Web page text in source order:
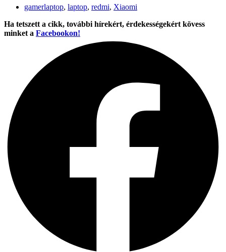
gamerlaptop, laptop, redmi, Xiaomi
Ha tetszett a cikk, további hírekért, érdekességekért kövess
minket a Facebookon!